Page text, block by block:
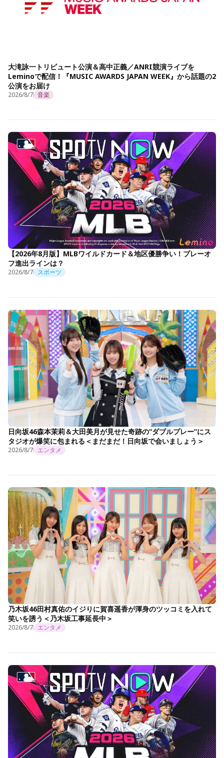
大滝詠一トリビュート公演＆高中正義／ANRI競演ライブを
Leminoで配信！『MUSIC AWARDS JAPAN WEEK』から話題の2
公演をお届け
2026/8/7 音楽
【2026年8月版】MLBワイルドカード＆地区優勝争い！プレーオ
フ進出ラインは？
2026/8/7 スポーツ
日向坂46森本茉莉＆大田美月が見せた奇跡の“ダブルプレー”にス
タジオが爆笑に包まれる＜まだまだ！日向坂で会いましょう＞
2026/8/7 エンタメ
乃木坂46田村真佑のイジりに賀喜遥香が渾身のツッコミを入れて
笑いを誘う＜乃木坂工事延長中＞
2026/8/7 エンタメ